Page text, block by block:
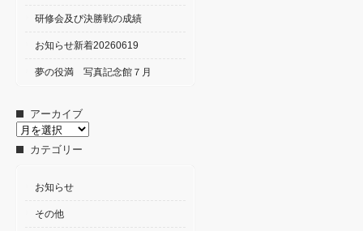
研修会及び決勝戦の成績
お知らせ新着20260619
夢の役満 写真記念館７月
アーカイブ
ア
カテゴリー
お知らせ
その他